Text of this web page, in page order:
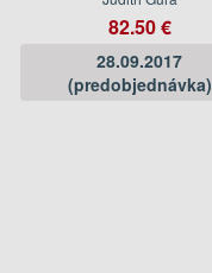
82.50 €
28.09.2017
(predobjednávka)